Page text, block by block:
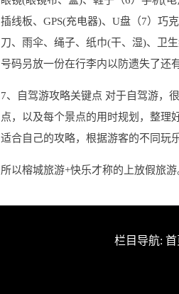
插线板、GPS(充电器)、U盘（7）巧
刀、雨伞、绳子、纸巾(干、湿)、卫
号码叧放一份在行李内以防遗失了还
7、自驾游攻略关键点 对于自驾游，
点，以及每个景点的用时规划，整理
适合自己的攻略，根据游客的不同玩
所以榕城旅游+快乐才称的上放假旅游
栏目导航: 首